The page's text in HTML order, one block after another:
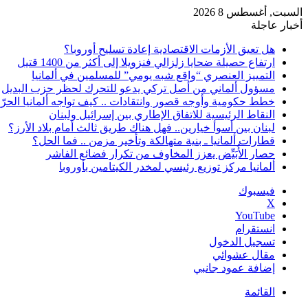
السبت, أغسطس 8 2026
أخبار عاجلة
هل تعيق الأزمات الاقتصادية إعادة تسليح أوروبا؟
ارتفاع حصيلة ضحايا زلزالي فنزويلا إلى أكثر من 1400 قتيل
التمييز العنصري “واقع شبه يومي” للمسلمين في ألمانيا
مسؤول ألماني من أصل تركي يدعو للتحرك لحظر حزب البديل
خطط حكومية وأوجه قصور وانتقادات .. كيف تواجه ألمانيا
النقاط الرئيسية للاتفاق الإطاري بين إسرائيل ولبنان
لبنان بين أسوأ خيارين.. فهل هناك طريق ثالث أمام بلاد الأرز؟
قطارات ألمانيا ـ بنية متهالكة وتأخير مزمن .. فما الحل؟
حصار الأُبَيِّض يعزز المخاوف من تكرار فضائع الفاشر
ألمانيا مركز توزيع رئيسي لمخدر الكيتامين بأوروبا
فيسبوك
‫X
‫YouTube
انستقرام
تسجيل الدخول
مقال عشوائي
إضافة عمود جانبي
القائمة